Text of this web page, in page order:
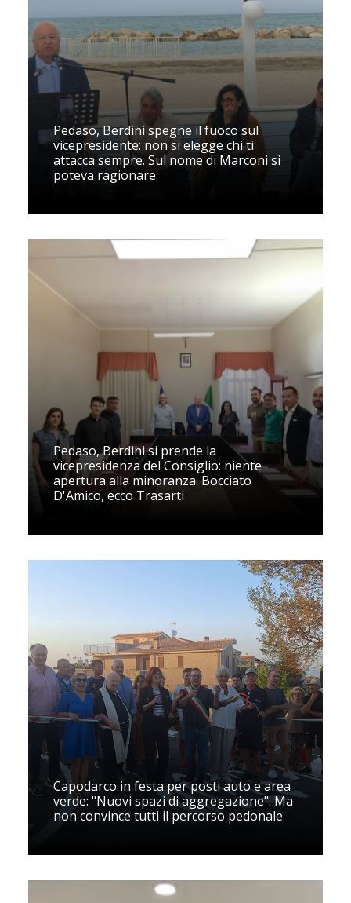
Pedaso, Berdini spegne il fuoco sul
vicepresidente: non si elegge chi ti
attacca sempre. Sul nome di Marconi si
poteva ragionare
Pedaso, Berdini si prende la
vicepresidenza del Consiglio: niente
apertura alla minoranza. Bocciato
D'Amico, ecco Trasarti
Capodarco in festa per posti auto e area
verde: "Nuovi spazi di aggregazione". Ma
non convince tutti il percorso pedonale